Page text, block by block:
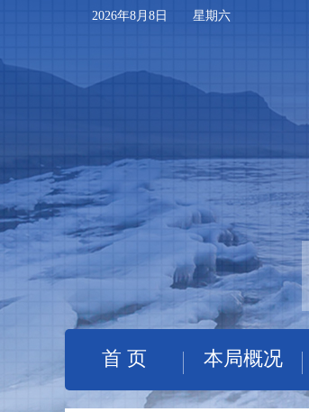
2026年8月8日 星期六
首 页 本局概况